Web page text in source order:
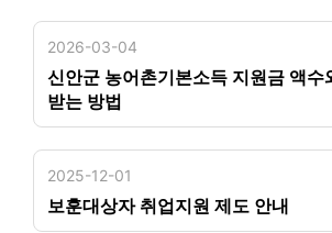
2026-03-04
신안군 농어촌기본소득 지원금 액수
받는 방법
2025-12-01
보훈대상자 취업지원 제도 안내